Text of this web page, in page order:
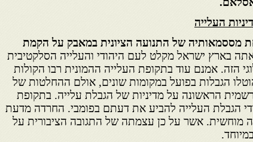
העלייה
מססמאותיה של התנועה הציונית במאבק על הקמת
בארץ ישראל מקלט לעם היהודי והעלייה הסלקטיבית
הזה. אמנם עוד בתקופת העלייה ההמונית רבו הקולות
הגבלות בפועל במקומות שונים, אולם ההחלטות של
ההכרזה הרשמית הראשונה על מדיניות של הגבלת עלייה. בתקופת
הגבלת העלייה להביע את דעתם בפומבי. החרדה מדעת
מוחשית. אשר על כן עצמתה של התגובה הציבורית על